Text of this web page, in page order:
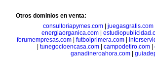
Otros dominios en venta:
consultoriapymes.com
juegasgratis.com
energiaorganica.com|
forumempresas.com
futbolprimera.com
tunegocioencasa.com| campodetiro.com|
ganadineroahora.com|